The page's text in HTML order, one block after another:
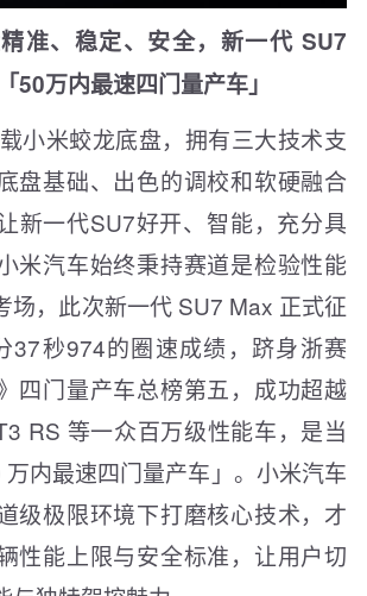
准、稳定、安全，新一代 SU7
50万内最速四门量产车」
小米蛟龙底盘，拥有三大技术支
盘基础、出色的调校和软硬融合
新一代SU7好开、智能，充分具
米汽车始终秉持赛道是检验性能
场，此次新一代 SU7 Max 正式征
37秒974的圈速成绩，跻身浙赛
四门量产车总榜第五，成功超越
RS 等一众百万级性能车，是当
内最速四门量产车」。小米汽车
级极限环境下打磨核心技术，才
性能上限与安全标准，让用户切